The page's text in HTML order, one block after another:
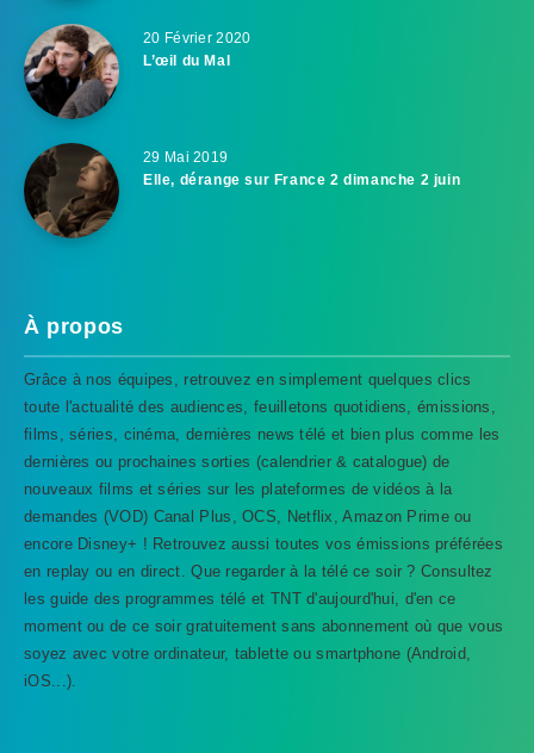
20 Février 2020
L’œil du Mal
29 Mai 2019
Elle, dérange sur France 2 dimanche 2 juin
À propos
Grâce à nos équipes, retrouvez en simplement quelques clics
toute l'actualité des audiences, feuilletons quotidiens, émissions,
films, séries, cinéma, dernières news télé et bien plus comme les
dernières ou prochaines sorties (calendrier & catalogue) de
nouveaux films et séries sur les plateformes de vidéos à la
demandes (VOD) Canal Plus, OCS, Netflix, Amazon Prime ou
encore Disney+ ! Retrouvez aussi toutes vos émissions préférées
en replay ou en direct. Que regarder à la télé ce soir ? Consultez
les guide des programmes télé et TNT d'aujourd'hui, d'en ce
moment ou de ce soir gratuitement sans abonnement où que vous
soyez avec votre ordinateur, tablette ou smartphone (Android,
iOS...).
TVProgramme respecte votre vie
TVProgramme utilise des Cookies dans le but de traiter